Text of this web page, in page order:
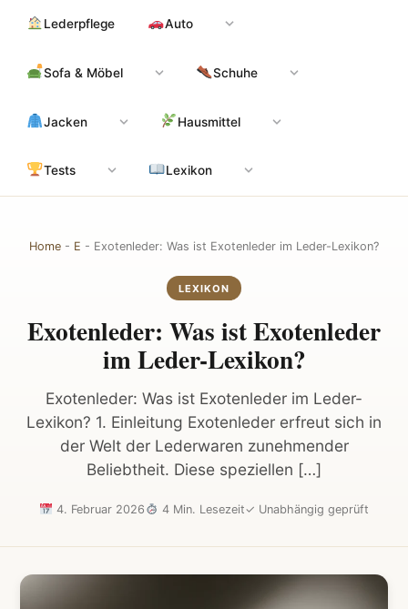
Inhalt
Lederpflege Auto
Sofa & Möbel Schuhe
Jacken Hausmittel
Tests Lexikon
Home - E - Exotenleder: Was ist Exotenleder im Leder-Lexikon?
LEXIKON
Exotenleder: Was ist Exotenleder
im Leder-Lexikon?
Exotenleder: Was ist Exotenleder im Leder-
Lexikon? 1. Einleitung Exotenleder erfreut sich in
der Welt der Lederwaren zunehmender
Beliebtheit. Diese speziellen […]
4. Februar 2026 4 Min. Lesezeit✓ Unabhängig geprüft